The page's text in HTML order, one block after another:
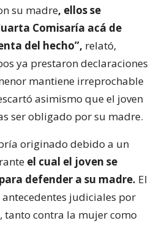
su madre, ellos se
Comisaría acá de
del hecho”, relató,
ya prestaron declaraciones
mantiene irreprochable
asimismo que el joven
ser obligado por su madre.
originado debido a un
el cual el joven se
defender a su madre. El
judiciales por
tanto contra la mujer como